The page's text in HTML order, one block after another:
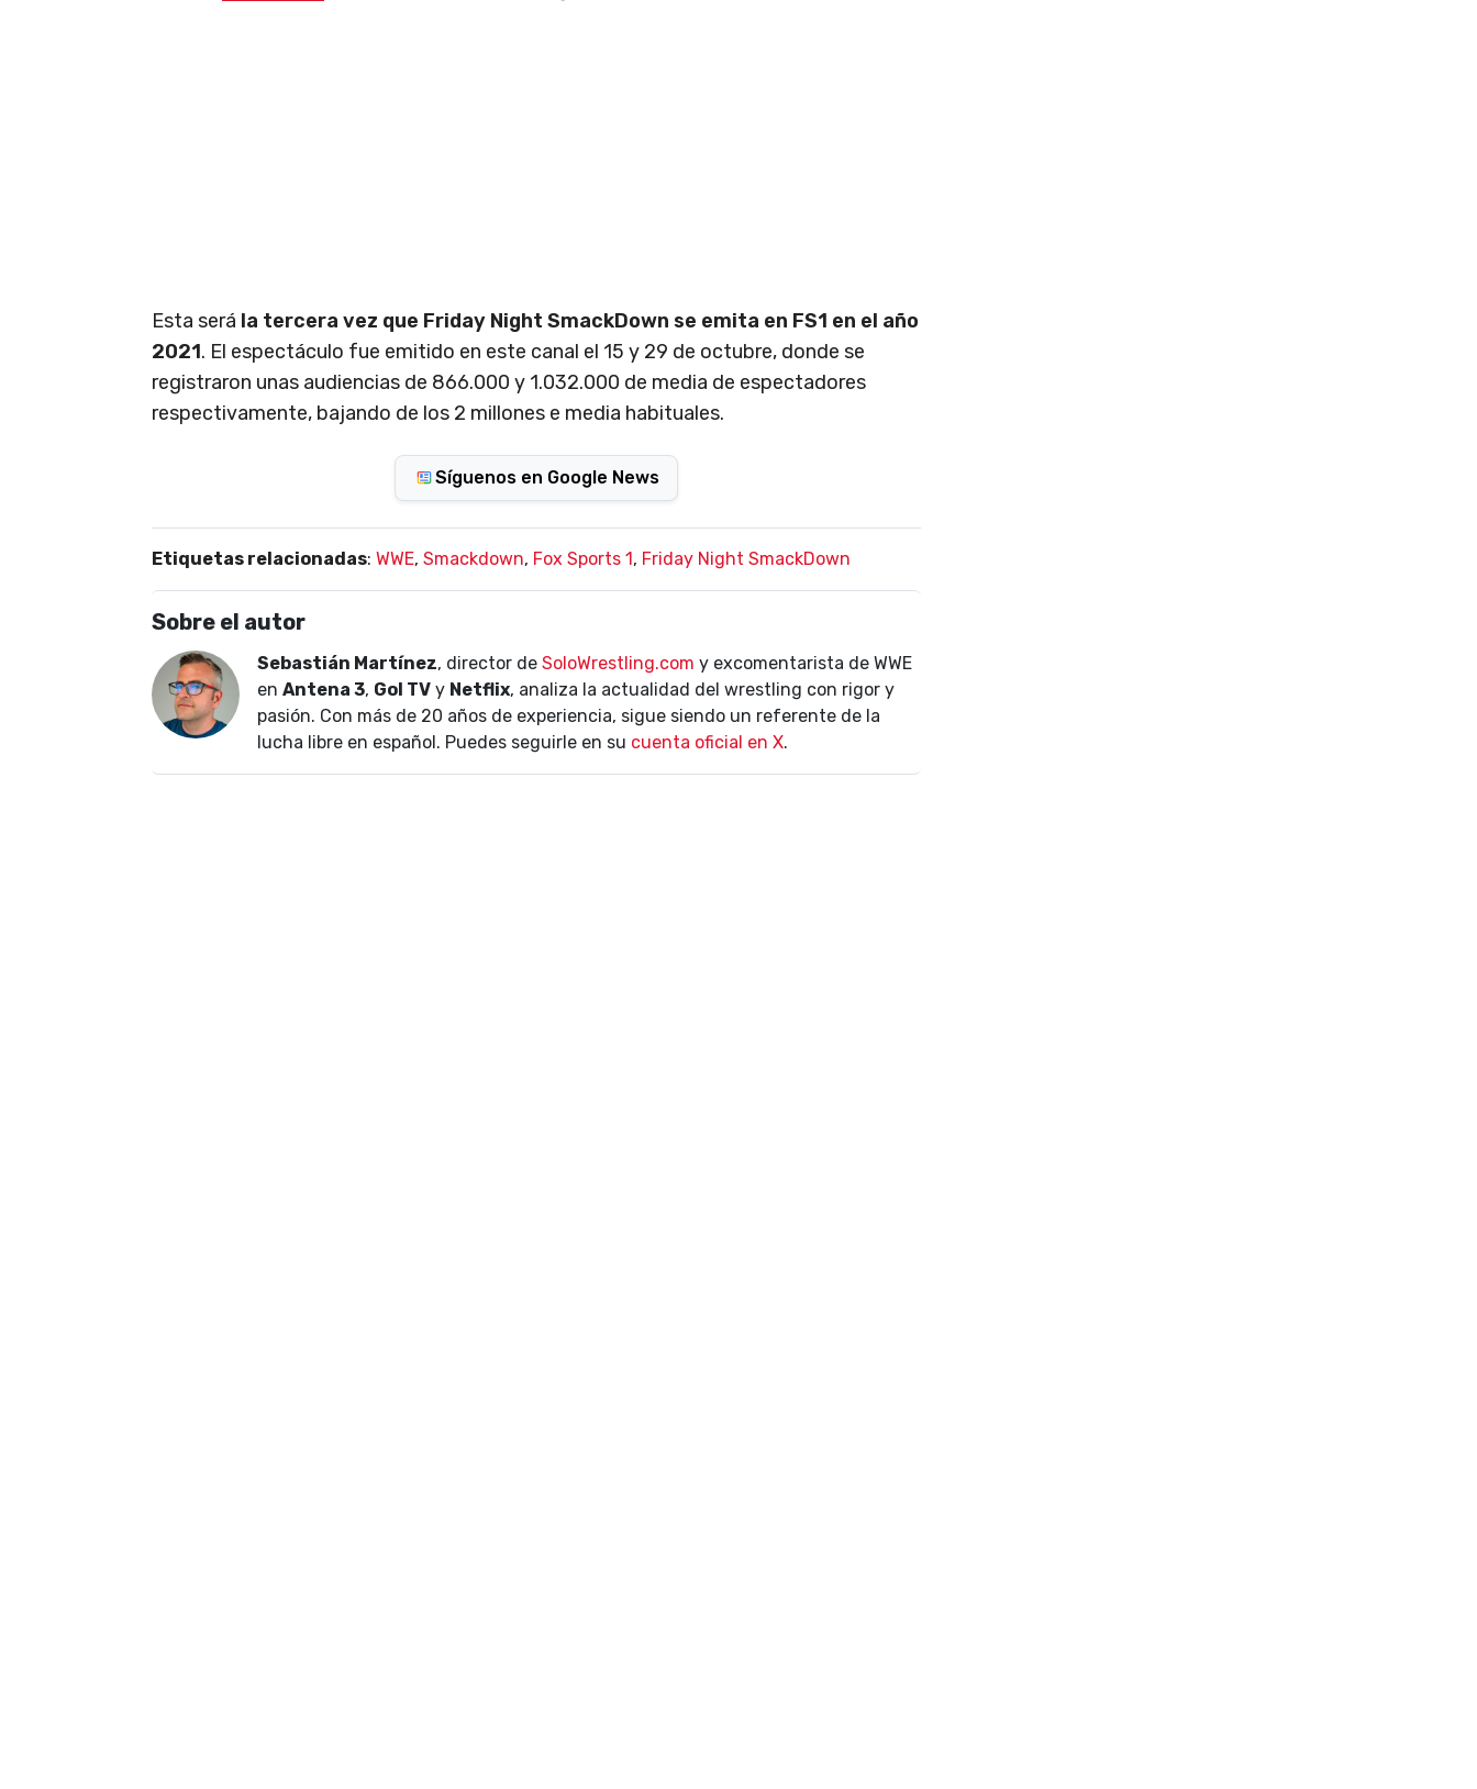
Esta será la tercera vez que Friday Night SmackDown se emita en FS1 en el año
2021. El espectáculo fue emitido en este canal el 15 y 29 de octubre, donde se
registraron unas audiencias de 866.000 y 1.032.000 de media de espectadores
respectivamente, bajando de los 2 millones e media habituales.
Síguenos en Google News
Etiquetas relacionadas: WWE, Smackdown, Fox Sports 1, Friday Night SmackDown
Sobre el autor
Sebastián Martínez, director de SoloWrestling.com y excomentarista de WWE
en Antena 3, Gol TV y Netflix, analiza la actualidad del wrestling con rigor y
pasión. Con más de 20 años de experiencia, sigue siendo un referente de la
lucha libre en español. Puedes seguirle en su cuenta oficial en X.